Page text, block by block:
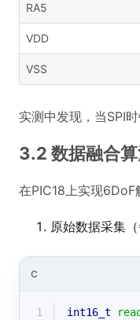
RA5
VDD
VSS
实测中发现，当SPI
3.2 数据融合
在PIC18上实现6DoF
原始数据采集
C
1 int16_t